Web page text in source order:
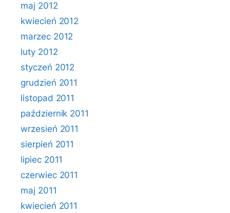
maj 2012
kwiecień 2012
marzec 2012
luty 2012
styczeń 2012
grudzień 2011
listopad 2011
październik 2011
wrzesień 2011
sierpień 2011
lipiec 2011
czerwiec 2011
maj 2011
kwiecień 2011